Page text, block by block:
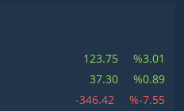
123.75
%3.01
37.30
%0.89
-346.42
%-7.55